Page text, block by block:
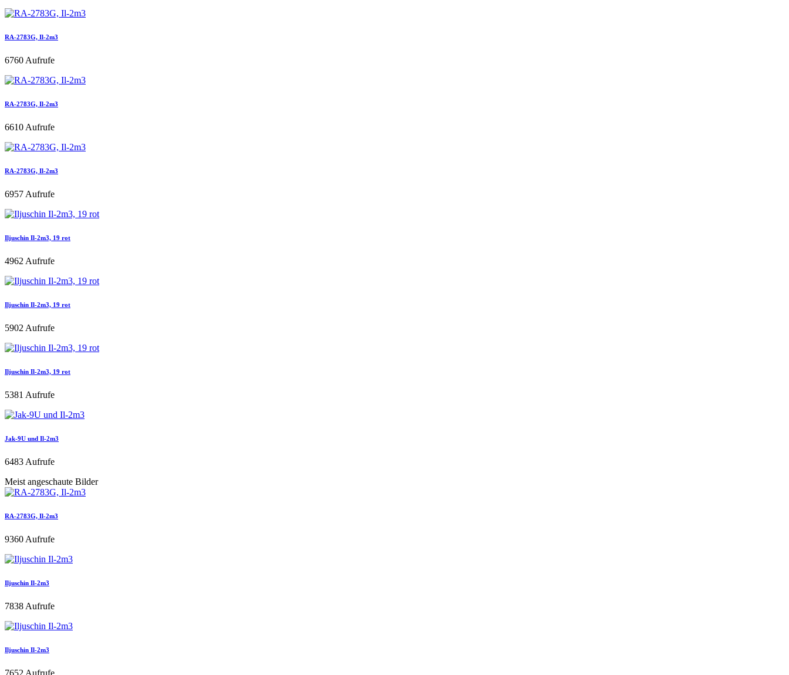
RA-2783G, Il-2m3
6760 Aufrufe
RA-2783G, Il-2m3
6610 Aufrufe
RA-2783G, Il-2m3
6957 Aufrufe
Iljuschin Il-2m3, 19 rot
4962 Aufrufe
Iljuschin Il-2m3, 19 rot
5902 Aufrufe
Iljuschin Il-2m3, 19 rot
5381 Aufrufe
Jak-9U und Il-2m3
6483 Aufrufe
Meist angeschaute Bilder
RA-2783G, Il-2m3
9360 Aufrufe
Iljuschin Il-2m3
7838 Aufrufe
Iljuschin Il-2m3
7652 Aufrufe